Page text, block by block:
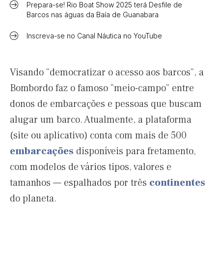
Prepara-se! Rio Boat Show 2025 terá Desfile de
Barcos nas águas da Baía de Guanabara
Inscreva-se no Canal Náutica no YouTube
Visando “democratizar o acesso aos barcos”, a
Bombordo faz o famoso “meio-campo” entre
donos de embarcações e pessoas que buscam
alugar um barco. Atualmente, a plataforma
(site ou aplicativo) conta com mais de 500
embarcações disponíveis para fretamento,
com modelos de vários tipos, valores e
tamanhos — espalhados por três continentes
do planeta.